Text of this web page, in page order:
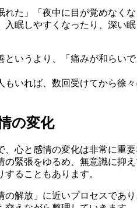
た」「夜中に目が覚めなく
眠しやすくなったり、深い
いうより、「痛みが和らい
いれば、数回受けてから徐
の変化
心と感情の変化は非常に重要
緊張をゆるめ、無意識に抑
ることもあります。
解放」に近いプロセスであ